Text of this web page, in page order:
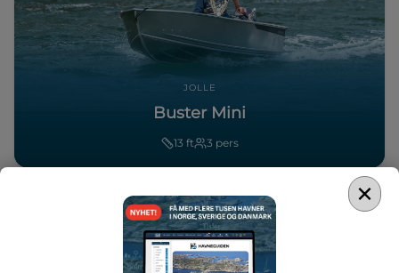
JOLLE
Buster Mini
13 ft 3 pers
×